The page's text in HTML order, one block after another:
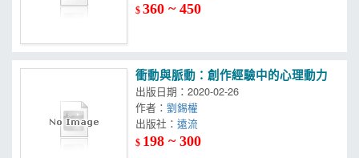
$360 ~ 450
衝動與脈動：創作經驗中的心理動力
出版日期：2020-02-26
作者：劉錫權
出版社：
$ 198 ~ 300